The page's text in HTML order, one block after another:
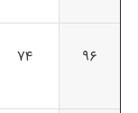
۹۶ ۷۴